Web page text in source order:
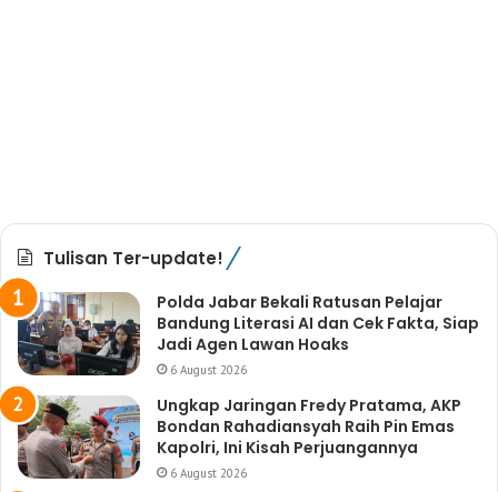
Tulisan Ter-update!
Polda Jabar Bekali Ratusan Pelajar
Bandung Literasi AI dan Cek Fakta, Siap
Jadi Agen Lawan Hoaks
6 August 2026
Ungkap Jaringan Fredy Pratama, AKP
Bondan Rahadiansyah Raih Pin Emas
Kapolri, Ini Kisah Perjuangannya
6 August 2026